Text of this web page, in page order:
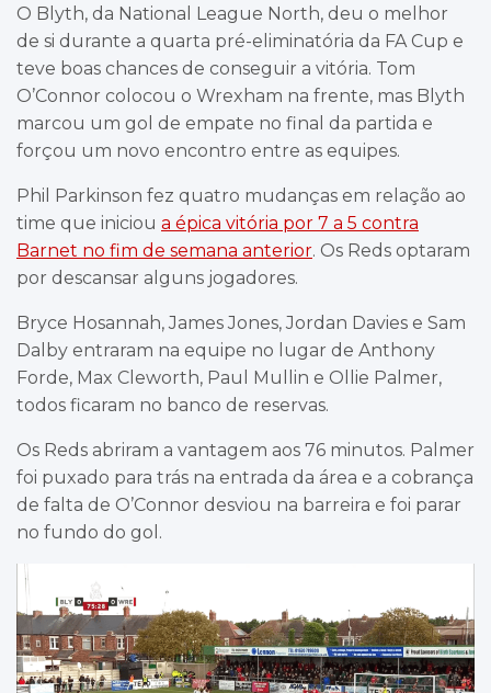
O Blyth, da National League North, deu o melhor
de si durante a quarta pré-eliminatória da FA Cup e
teve boas chances de conseguir a vitória. Tom
O’Connor colocou o Wrexham na frente, mas Blyth
marcou um gol de empate no final da partida e
forçou um novo encontro entre as equipes.
Phil Parkinson fez quatro mudanças em relação ao
time que iniciou a épica vitória por 7 a 5 contra
Barnet no fim de semana anterior. Os Reds optaram
por descansar alguns jogadores.
Bryce Hosannah, James Jones, Jordan Davies e Sam
Dalby entraram na equipe no lugar de Anthony
Forde, Max Cleworth, Paul Mullin e Ollie Palmer,
todos ficaram no banco de reservas.
Os Reds abriram a vantagem aos 76 minutos. Palmer
foi puxado para trás na entrada da área e a cobrança
de falta de O’Connor desviou na barreira e foi parar
no fundo do gol.